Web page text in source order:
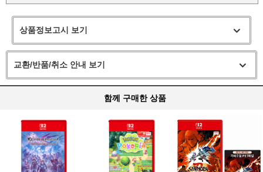
상품정보고시 보기
교환/반품/취소 안내 보기
함께 구매한 상품